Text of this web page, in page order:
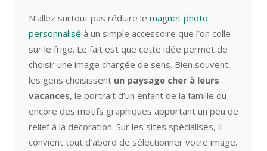
N’allez surtout pas réduire le magnet photo
personnalisé à un simple accessoire que l’on colle
sur le frigo. Le fait est que cette idée permet de
choisir une image chargée de sens. Bien souvent,
les gens choisissent un paysage cher à leurs
vacances, le portrait d’un enfant de la famille ou
encore des motifs graphiques apportant un peu de
relief à la décoration. Sur les sites spécialisés, il
convient tout d’abord de sélectionner votre image.